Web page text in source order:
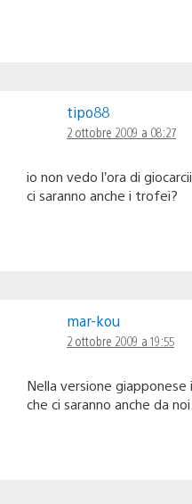
tipo88
2 ottobre 2009 a 08:27
io non vedo l’ora di
ci saranno anche i trofei?
mar-kou
2 ottobre 2009 a 19:55
Nella versione
che ci saranno anche da noi.